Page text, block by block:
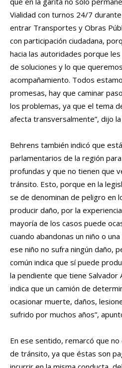
Vialidad con turnos 24/7
entrar Transportes y Obras
con participación ciudadana,
hacia las autoridades porque
de soluciones y lo que
acompañamiento. Todos
promesas, hay que caminar
los problemas, ya que el tema
afecta transversalmente”, dijo
Behrens también indicó que
parlamentarios de la región
profundas y que no tienen que
tránsito. Esto, porque en la
se de denominan de peligro en
producir daño, por la
mayoría de los casos puede
cuando abandonas un niño o
ese niño no sufra ningún daño,
común indica que sí puede
la pendiente que tiene Salvador
indica que un camión de
ocasionar muerte, daños,
sufrido por muchos años”,
En ese sentido, remarcó que
de tránsito, ya que éstas son